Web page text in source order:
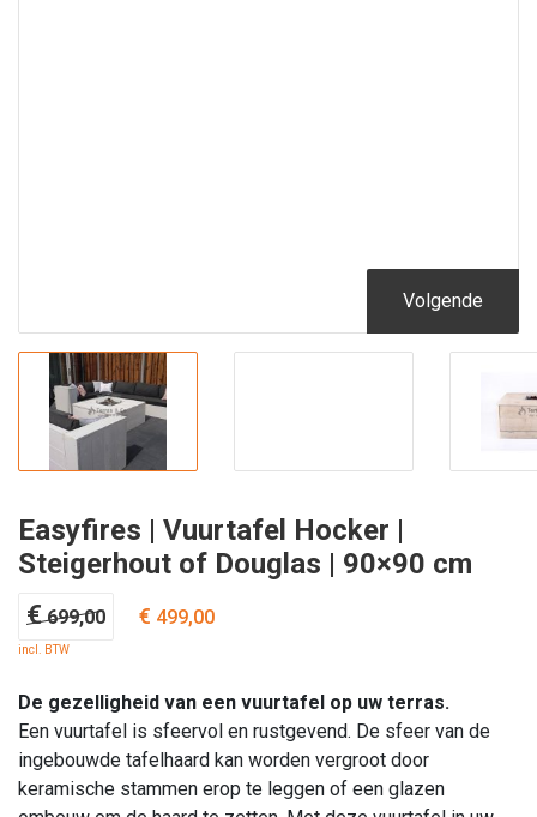
Volgende
Easyfires | Vuurtafel Hocker |
Steigerhout of Douglas | 90×90 cm
€699,00
Oorspronkelijke
€ 699,00.
€ 499,00
€ 499,00.
incl. BTW
De gezelligheid van een vuurtafel op uw terras.
Een vuurtafel is sfeervol en rustgevend. De sfeer van de
ingebouwde tafelhaard kan worden vergroot door
keramische stammen erop te leggen of een glazen